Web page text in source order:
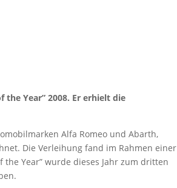
the Year” 2008. Er erhielt die
Alfa Romeo und Abarth,
Die Verleihung fand im Rahmen einer
the Year” wurde dieses Jahr zum dritten